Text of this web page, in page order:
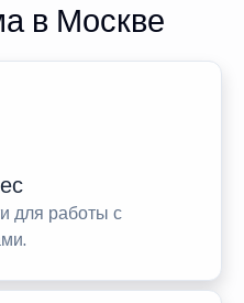
в Москве
для работы с